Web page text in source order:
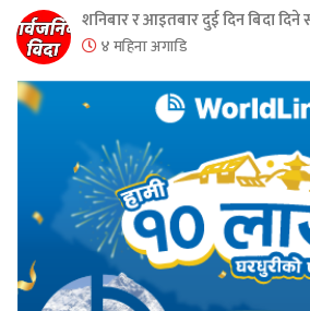
शनिबार र आइतबार दुई दिन बिदा दिने
४ महिना अगाडि